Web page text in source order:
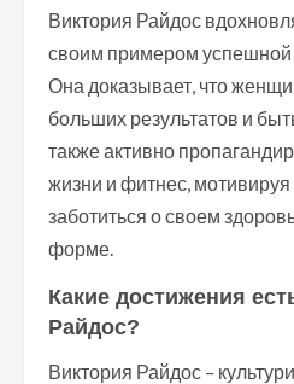
Виктория Райдос
своим примером
Она доказывает, что
больших результатов и
также активно
жизни и фитнес,
заботиться о своем
форме.
Какие достижения
Райдос?
Виктория Райдос –